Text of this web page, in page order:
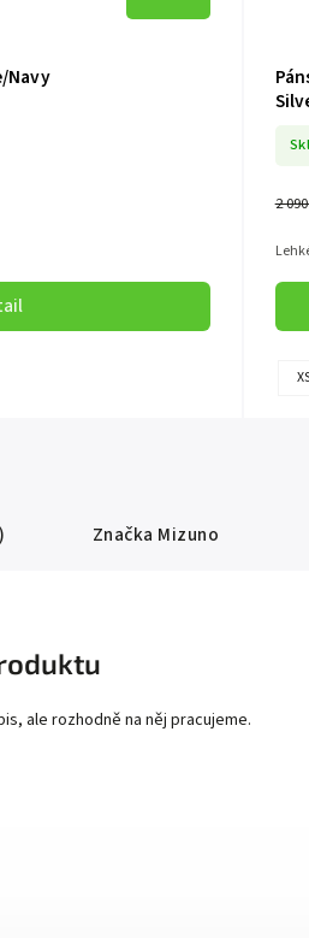
Navy
2
Značka Mizuno
ale rozhodně na něj pracujeme.